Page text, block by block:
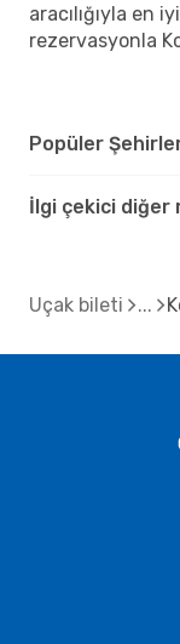
aracılığıyla en
rezervasyonla
Popüler
İlgi çekici diğer
Uçak bileti